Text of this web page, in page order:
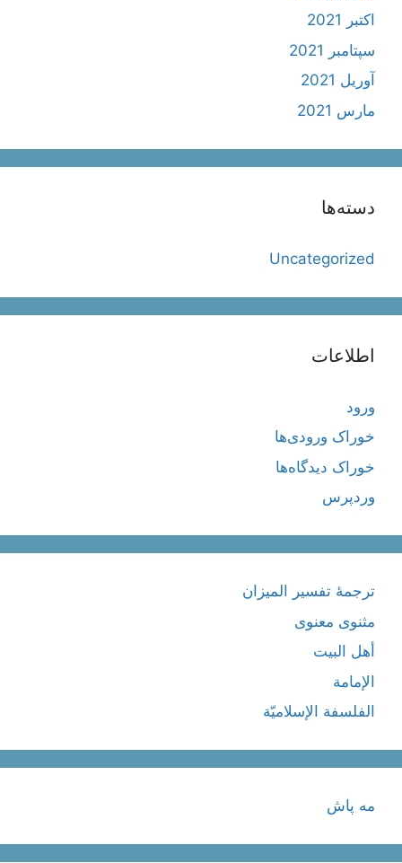
اکتبر 2021
سپتامبر 2021
آوریل 2021
مارس 2021
دسته‌ها
Uncategorized
اطلاعات
ورود
خوراک ورودی‌ها
خوراک دیدگاه‌ها
وردپرس
ترجمۀ تفسیر المیزان
مثنوی معنوی
أهل البيت
الإمامة
الفلسفة الإسلاميّة
مه پاش